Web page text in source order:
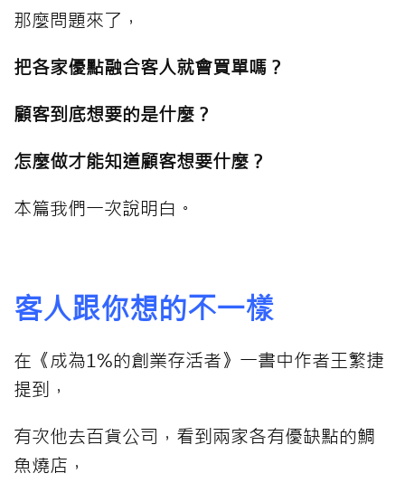
那麼問題來了，
把各家優點融合客人就會買單嗎？
顧客到底想要的是什麼？
怎麼做才能知道顧客想要什麼？
本篇我們一次說明白。
客人跟你想的不一樣
在《成為1%的創業存活者》一書中作者王繁捷
提到，
有次他去百貨公司，看到兩家各有優缺點的鯛
魚燒店，